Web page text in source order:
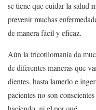
se tiene que cuidar la salud
prevenir muchas
de manera fácil y eficaz.
Aún la tricotilomanía da
de diferentes maneras que
dientes, hasta lamerlo e
pacientes no son